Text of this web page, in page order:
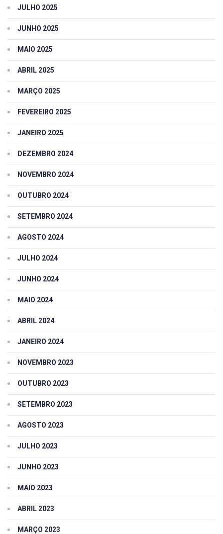
JULHO 2025
JUNHO 2025
MAIO 2025
ABRIL 2025
MARÇO 2025
FEVEREIRO 2025
JANEIRO 2025
DEZEMBRO 2024
NOVEMBRO 2024
OUTUBRO 2024
SETEMBRO 2024
AGOSTO 2024
JULHO 2024
JUNHO 2024
MAIO 2024
ABRIL 2024
JANEIRO 2024
NOVEMBRO 2023
OUTUBRO 2023
SETEMBRO 2023
AGOSTO 2023
JULHO 2023
JUNHO 2023
MAIO 2023
ABRIL 2023
MARÇO 2023